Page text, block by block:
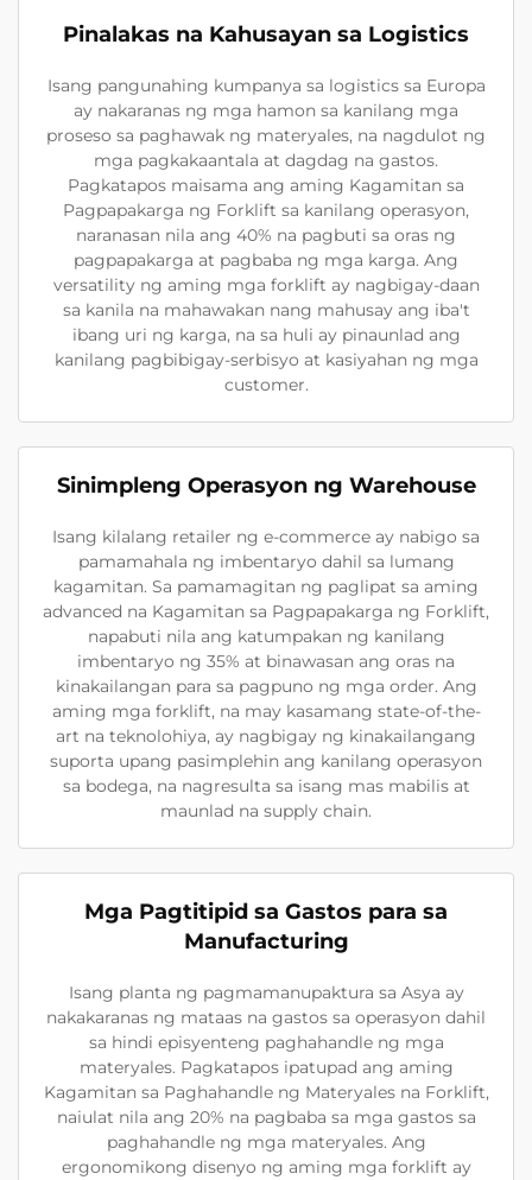
Pinalakas na Kahusayan sa Logistics
Isang pangunahing kumpanya sa logistics sa Europa
ay nakaranas ng mga hamon sa kanilang mga
proseso sa paghawak ng materyales, na nagdulot ng
mga pagkakaantala at dagdag na gastos.
Pagkatapos maisama ang aming Kagamitan sa
Pagpapakarga ng Forklift sa kanilang operasyon,
naranasan nila ang 40% na pagbuti sa oras ng
pagpapakarga at pagbaba ng mga karga. Ang
versatility ng aming mga forklift ay nagbigay-daan
sa kanila na mahawakan nang mahusay ang iba't
ibang uri ng karga, na sa huli ay pinaunlad ang
kanilang pagbibigay-serbisyo at kasiyahan ng mga
customer.
Sinimpleng Operasyon ng Warehouse
Isang kilalang retailer ng e-commerce ay nabigo sa
pamamahala ng imbentaryo dahil sa lumang
kagamitan. Sa pamamagitan ng paglipat sa aming
advanced na Kagamitan sa Pagpapakarga ng Forklift,
napabuti nila ang katumpakan ng kanilang
imbentaryo ng 35% at binawasan ang oras na
kinakailangan para sa pagpuno ng mga order. Ang
aming mga forklift, na may kasamang state-of-the-
art na teknolohiya, ay nagbigay ng kinakailangang
suporta upang pasimplehin ang kanilang operasyon
sa bodega, na nagresulta sa isang mas mabilis at
maunlad na supply chain.
Mga Pagtitipid sa Gastos para sa
Manufacturing
Isang planta ng pagmamanupaktura sa Asya ay
nakakaranas ng mataas na gastos sa operasyon dahil
sa hindi episyenteng paghahandle ng mga
materyales. Pagkatapos ipatupad ang aming
Kagamitan sa Paghahandle ng Materyales na Forklift,
naiulat nila ang 20% na pagbaba sa mga gastos sa
paghahandle ng mga materyales. Ang
ergonomikong disenyo ng aming mga forklift ay